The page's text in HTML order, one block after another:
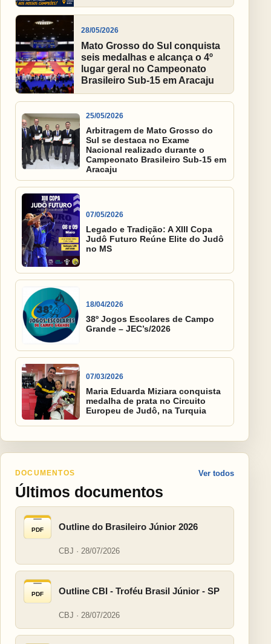
28/05/2026
Mato Grosso do Sul conquista
seis medalhas e alcança o 4º
lugar geral no Campeonato
Brasileiro Sub-15 em Aracaju
25/05/2026
Arbitragem de Mato Grosso do
Sul se destaca no Exame
Nacional realizado durante o
Campeonato Brasileiro Sub-15 em
Aracaju
07/05/2026
Legado e Tradição: A XIII Copa
Judô Futuro Reúne Elite do Judô
no MS
18/04/2026
38º Jogos Escolares de Campo
Grande – JEC’s/2026
07/03/2026
Maria Eduarda Miziara conquista
medalha de prata no Circuito
Europeu de Judô, na Turquia
DOCUMENTOS
Últimos documentos
Ver todos
PDF Outline do Brasileiro Júnior 2026
CBJ · 28/07/2026
PDF Outline CBI - Troféu Brasil Júnior - SP
CBJ · 28/07/2026